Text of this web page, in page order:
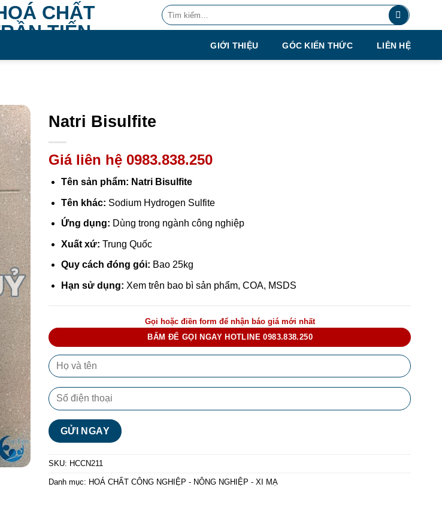
Tìm
kiếm:
GIỚI THIỆU GÓC KIẾN THỨC LIÊN HỆ
Natri Bisulfite
Giá liên hệ 0983.838.250
Tên sản phẩm: Natri Bisulfite
Tên khác: Sodium Hydrogen Sulfite
Ứng dụng: Dùng trong ngành công nghiệp
Xuất xứ: Trung Quốc
Quy cách đóng gói: Bao 25kg
Hạn sử dụng: Xem trên bao bì sản phẩm, COA, MSDS
Gọi hoặc điền form để nhận báo giá mới nhất
BẤM ĐỂ GỌI NGAY HOTLINE 0983.838.250
SKU: HCCN211
Danh mục: HOÁ CHẤT CÔNG NGHIỆP - NÔNG NGHIỆP - XI MẠ